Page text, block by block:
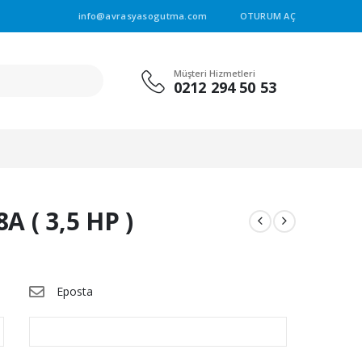
info@avrasyasogutma.com OTURUM AÇ
Müşteri Hizmetleri
0212 294 50 53
( 3,5 HP )
Eposta